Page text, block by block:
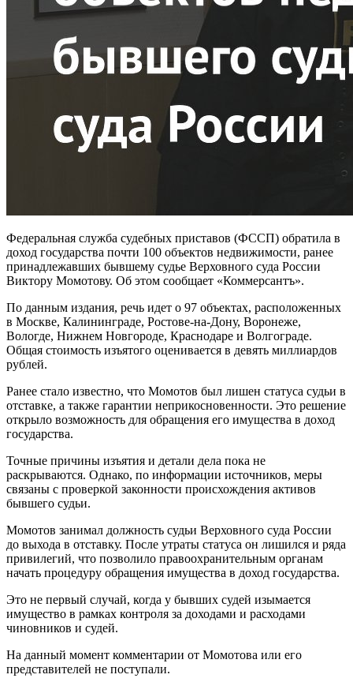
Федеральная служба судебных приставов (ФССП) обратила в
доход государства почти 100 объектов недвижимости, ранее
принадлежавших бывшему судье Верховного суда России
Виктору Момотову. Об этом сообщает «Коммерсантъ».
По данным издания, речь идет о 97 объектах, расположенных
в Москве, Калининграде, Ростове-на-Дону, Воронеже,
Вологде, Нижнем Новгороде, Краснодаре и Волгограде.
Общая стоимость изъятого оценивается в девять миллиардов
рублей.
Ранее стало известно, что Момотов был лишен статуса судьи в
отставке, а также гарантии неприкосновенности. Это решение
открыло возможность для обращения его имущества в доход
государства.
Точные причины изъятия и детали дела пока не
раскрываются. Однако, по информации источников, меры
связаны с проверкой законности происхождения активов
бывшего судьи.
Момотов занимал должность судьи Верховного суда России
до выхода в отставку. После утраты статуса он лишился и ряда
привилегий, что позволило правоохранительным органам
начать процедуру обращения имущества в доход государства.
Это не первый случай, когда у бывших судей изымается
имущество в рамках контроля за доходами и расходами
чиновников и судей.
На данный момент комментарии от Момотова или его
представителей не поступали.